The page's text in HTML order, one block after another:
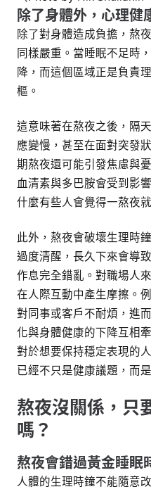
除了身體外，心理健
除了對身體造成負擔，熬
同樣嚴重。當睡眠不足時
降，而這個區域正是負責
樞。
這意味著在熬夜之後，隔
應變慢，甚至在面對突發
期熬夜還可能引發焦慮與
血清素與多巴胺會受到影
什麼有些人會覺得一熬夜
此外，熬夜會破壞生理時
過度清醒，長久下來會導
作息完全錯亂。對職場人
在人際互動中產生摩擦。
對同事或客戶不耐煩，進
化與身體健康的下降互相
對於想要保持穩定表現的
已經不只是健康議題，而
熬夜沒關係，只
嗎？
熬夜會錯過黃金睡眠
人體的生理時鐘不能隨意